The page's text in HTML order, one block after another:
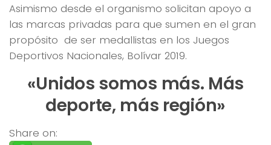
Asimismo desde el organismo solicitan apoyo a
las marcas privadas para que sumen en el gran
propósito de ser medallistas en los Juegos
Deportivos Nacionales, Bolívar 2019.
«Unidos somos más. Más
deporte, más región»
Share on: